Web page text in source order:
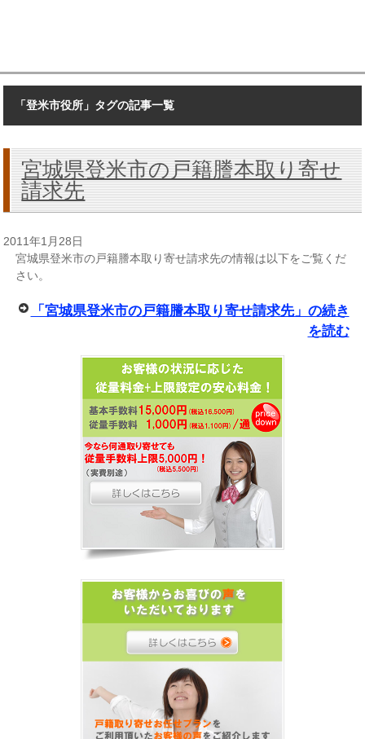
「登米市役所」タグの記事一覧
宮城県登米市の戸籍謄本取り寄せ
請求先
2011年1月28日
宮城県登米市の戸籍謄本取り寄せ請求先の情報は以下をご覧くだ
さい。
「宮城県登米市の戸籍謄本取り寄せ請求先」の続き
を読む